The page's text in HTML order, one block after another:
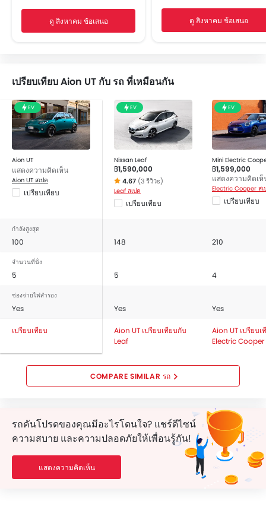
เบาะนั่งปรับระดับได้
ระบบเครื่องเสียงวิทยุ FM/AM
ช่องเชื่อมต่อ USB และ/หรือ AUX
ไฟเตือนระดับน้ำมันเชื้อเพลิงต่ำ
ระบบปรับอากาศอัตโนมัติ
เบาะหนัง
ที่วางแก้วน้ำด้านหน้า
แผงบังแดดพร้อมกระจกแต่งหน้า
ที่วางขวดน้ำ
ระบบควบคุมความเร็วอัตโนมัติ
สวิตช์ควบคุมเครื่องเสียงบนพวงมาลัย
ระบบป้องกันล้อล็อก
สัญญาณกะระยะถอยหลัง
เซ็นทรัลล็อค
ถุงลมฝั่งคนนั่ง
ระบบเสริมแรงเบรก
เซ็นเซอร์ตรวจจับการชน
ระบบสัญญาณกันขโมย
คานเหล็กด้านหน้ารถ
กระจกมองหลังแบบตัดแสง
ระบบกุญแจนิรภัย
กล้องส่องภาพด้านหลัง
ดู สิงหาคม ข้อเสนอ ดู สิงหาคม ข้อเสนอ
เปรียบเทียบ Aion UT กับ รถ ที่เหมือนกัน
EV
Aion UT
แสดงความคิดเห็น
Aion UT สเปค
เปรียบเทียบ
EV
Nissan Leaf
฿1,590,000
4.67 (3 รีวิวs)
Leaf สเปค
เปรียบเทียบ
EV
Mini Electric
฿1,599,000
แสดงความคิดเห็
Electric Cooper สเ
เปรียบเทียบ
กำลังสูงสุด
100 148 210
จำนวนที่นั่ง
5 5 4
ช่องจ่ายไฟสำรอง
Yes Yes Yes
เปรียบเทียบ
Aion UT เปรียบเทียบกับ
Leaf
Aion UT เปรียบ
Electric Cooper
COMPARE SIMILAR รถ
รถคันโปรดของคุณมีอะไรโดนใจ? แชร์ดีไซน์
ความสบาย และความปลอดภัยให้เพื่อนรู้กัน!
แสดงความคิดเห็น